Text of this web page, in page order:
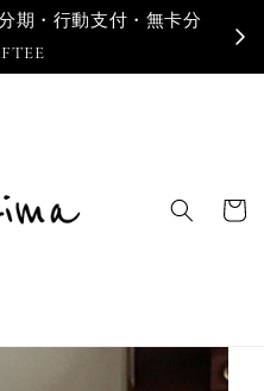
門・新加坡・馬來西亞